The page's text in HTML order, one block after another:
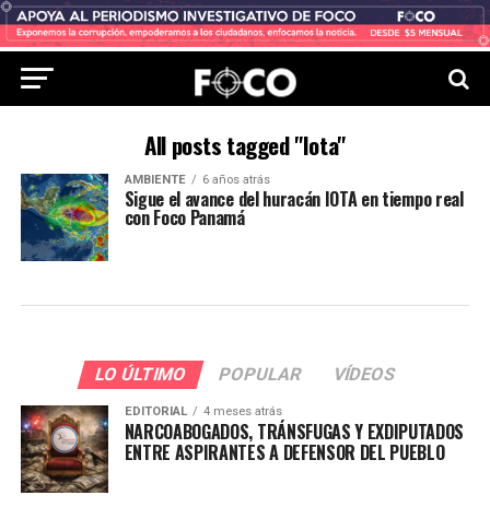
All posts tagged "Iota"
AMBIENTE 6 años atrás
Sigue el avance del huracán IOTA en tiempo real
con Foco Panamá
LO ÚLTIMO POPULAR VÍDEOS
EDITORIAL 4 meses atrás
NARCOABOGADOS, TRÁNSFUGAS Y EXDIPUTADOS
ENTRE ASPIRANTES A DEFENSOR DEL PUEBLO